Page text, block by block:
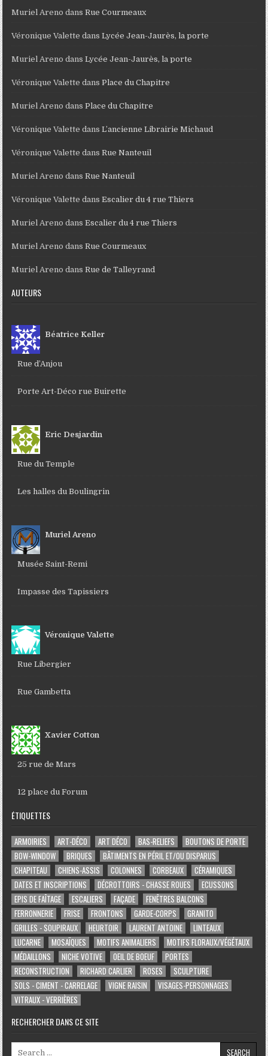
Muriel Areno dansRue Courmeaux
Véronique Valette dansLycée Jean-Jaurès, la porte
Muriel Areno dansLycée Jean-Jaurès, la porte
Véronique Valette dansPlace du Chapitre
Muriel Areno dansPlace du Chapitre
Véronique Valette dansL’ancienne Librairie Michaud
Véronique Valette dansRue Nanteuil
Muriel Areno dansRue Nanteuil
Véronique Valette dansEscalier du 4 rue Thiers
Muriel Areno dansEscalier du 4 rue Thiers
Muriel Areno dansRue Courmeaux
Muriel Areno dansRue de Talleyrand
AUTEURS
Béatrice Keller
Rue d’Anjou
Porte Art-Déco rue Buirette
Eric Desjardin
Rue du Temple
Les halles du Boulingrin
Muriel Areno
Musée Saint-Remi
Impasse des Tapissiers
Véronique Valette
Rue Libergier
Rue Gambetta
Xavier Cotton
25 rue de Mars
12 place du Forum
ÉTIQUETTES
ARMOIRIES ART-DÉCO ART DÉCO BAS-RELIEFS
BOUTONS DE PORTE
BOW-WINDOW
BRIQUES
BÂTIMENTS EN PÉRIL ET/OU DISPARUS
CHAPITEAU
CHIENS-ASSIS COLONNES CORBEAUX
CÉRAMIQUES
DATES ET INSCRIPTIONS
DÉCROTTOIRS - CHASSE ROUES
ECUSSONS
EPIS DE FAÎTAGE
ESCALIERS FAÇADE
FENÊTRES BALCONS
FERRONNERIE
FRISE FRONTONS GARDE-CORPS
GRANITO
GRILLES - SOUPIRAUX
HEURTOIR LAURENT ANTOINE
LINTEAUX
LUCARNE
MOSAÏQUES MOTIFS ANIMALIERS
MOTIFS FLORAUX/VÉGÉTAUX
MÉDAILLONS
NICHE VOTIVE OEIL DE BOEUF
PORTES
RECONSTRUCTION
RICHARD CARLIER ROSES
SCULPTURE
SOLS - CIMENT - CARRELAGE
VIGNE RAISIN
VISAGES-PERSONNAGES
VITRAUX - VERRIÈRES
RECHERCHER DANS CE SITE